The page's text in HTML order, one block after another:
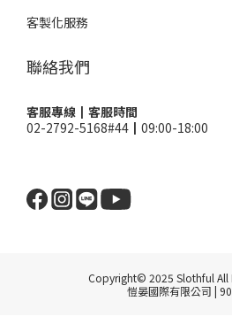
客製化服務
聯絡我們
客服專線┃客服時間
02-2792-5168#44┃09:00-18:00
Copyright© 2025 Slothful All
愷晏國際有限公司 |